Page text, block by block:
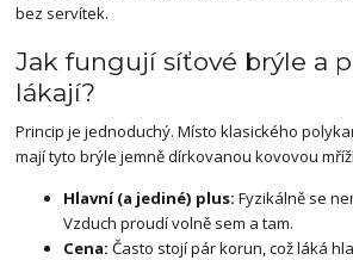
bez servítek.
Jak fungují síťové brýle a
lákají?
Princip je jednoduchý. Místo klasického
mají tyto brýle jemně dírkovanou kovovou
Hlavní (a jediné) plus: Fyzikálně se
Vzduch proudí volně sem a tam.
Cena: Často stojí pár korun, což láká